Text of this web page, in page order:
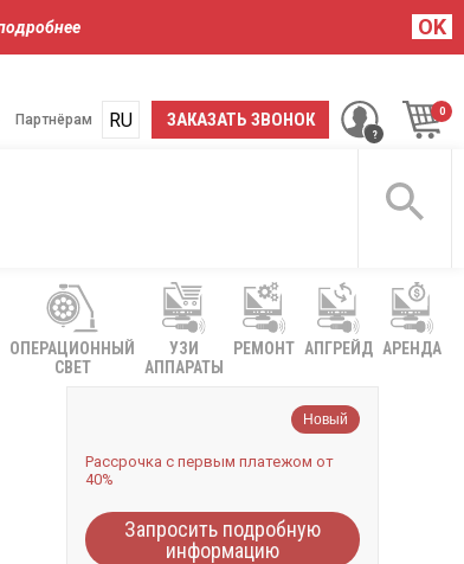
OK
Партнёрам ЗАКАЗАТЬ ЗВОНОК
RU
UA
ОПЕРАЦИОННЫЙ
СВЕТ
УЗИ
АППАРАТЫ
РЕМОНТ АПГРЕЙД АРЕНДА
Новый
Рассрочка с первым платежом от
40%
Запросить подробную
информацию